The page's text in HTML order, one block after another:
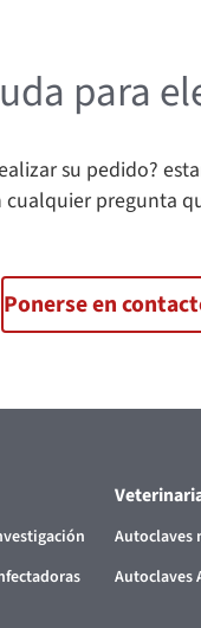
para
su pedido?
cualquier pregunta
Ponerse en
Autoclaves
Autoclaves